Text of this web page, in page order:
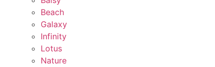
Beach
Galaxy
Infinity
Lotus
Nature